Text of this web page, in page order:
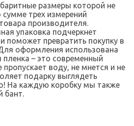
размеры которой не
трех измерений
производителя.
упаковка подчеркнет
поможет превратить покупку в
оформления использована
– это современный
воду, не мнется и не
подарку выглядеть
На каждую коробку мы также
бант.